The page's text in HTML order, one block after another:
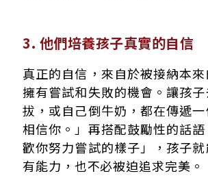
3. 他們培養孩子真實的自信
真正的自信，來自於被接納本
擁有嘗試和失敗的機會。讓孩
拔，或自己倒牛奶，都在傳遞
相信你。」再搭配鼓勵性的話
歡你努力嘗試的樣子」，孩子
有能力，也不必被迫追求完美。